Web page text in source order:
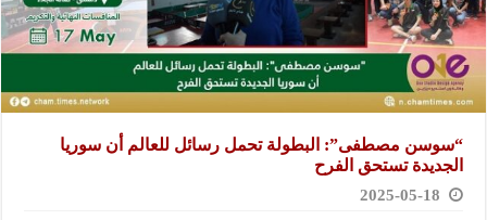
“سوسن مصطفى”: البطولة تحمل رسائل للعالم أن سوريا
الجديدة تستحق الفرح
2025-05-18